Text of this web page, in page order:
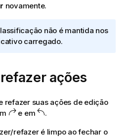
novamente.
não é mantida nos
carregado.
ações
refazer suas ações de edição
e em
.
refazer é limpo ao fechar o